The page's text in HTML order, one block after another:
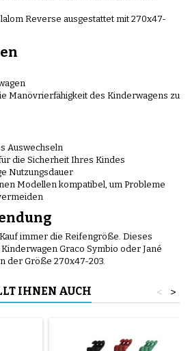
Reverse ausgestattet mit 270x47-
Manövrierfähigkeit des Kinderwagens zu
Auswechseln
die Sicherheit Ihres Kindes
Nutzungsdauer
Modellen kompatibel, um Probleme
immer die Reifengröße. Dieses
Graco Symbio oder Jané
der Größe 270x47-203.
IHNEN AUCH >
<